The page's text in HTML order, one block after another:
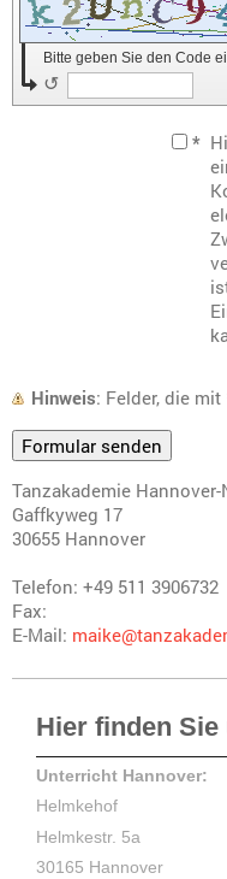
Bitte geben Sie den Code
↺
*
Hinweis : Felder, die mit
Tanzakademie
Gaffkyweg 17
30655 Hannover
Telefon: +49 511 3906732
Fax:
E-Mail:
Hier finden Sie
Unterricht Hannover:
Helmkehof
Helmkestr. 5a
30165 Hannover